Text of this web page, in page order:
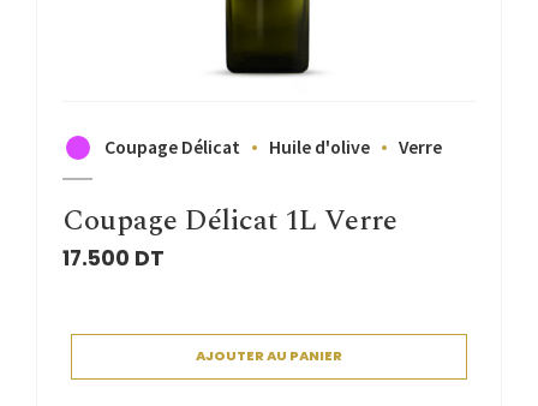
Coupage Délicat Huile d'olive Verre
Coupage Délicat 1L Verre
17.500 DT
AJOUTER AU PANIER